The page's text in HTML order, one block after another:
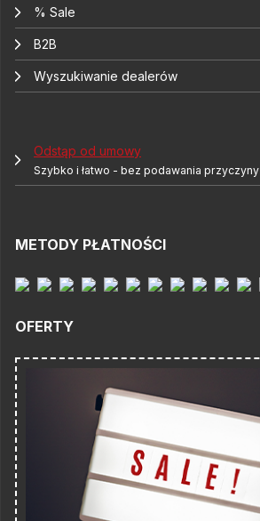
% Sale
B2B
Wyszukiwanie dealerów
Odstąp od umowy
Szybko i łatwo - bez podawania przyczyny
METODY PŁATNOŚCI
OFERTY